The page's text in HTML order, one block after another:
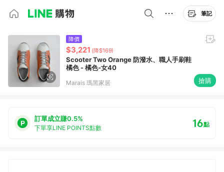
筆記
降價
$3,221 (降$169)
Scooter Two Orange 防潑水、職人手刷鞋
橘色 - 橘色-女40
Marais 瑪黑家居 搶購
訂單成立賺0.5%
下單享LINE POINTS點數 16點